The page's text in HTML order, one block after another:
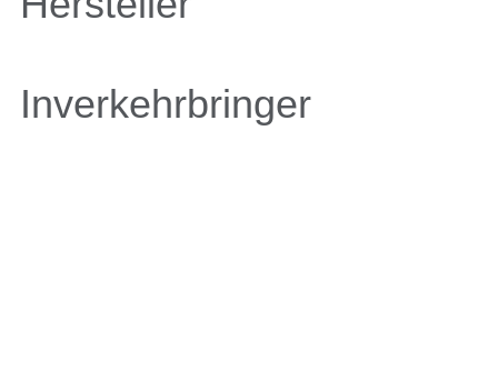
Inverkehrbringer